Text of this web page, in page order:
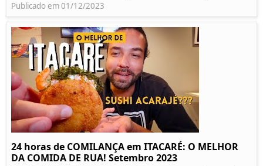
Publicado em 01/12/2023
24 horas de COMILANÇA em ITACARÉ: O MELHOR
DA COMIDA DE RUA! Setembro 2023